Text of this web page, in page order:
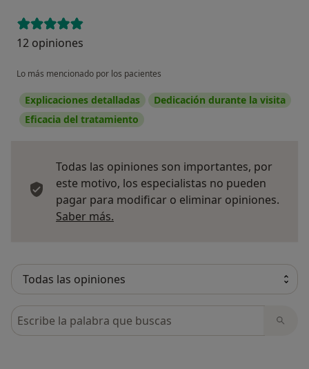
12 opiniones
Lo más mencionado por los pacientes
Explicaciones detalladas
Dedicación durante la visita
Eficacia del tratamiento
Todas las opiniones son importantes, por
este motivo, los especialistas no pueden
pagar para modificar o eliminar opiniones.
Saber más.
Busca en opiniones